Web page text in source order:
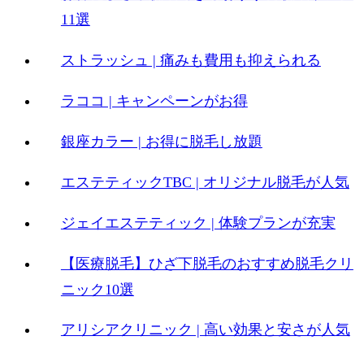
11選
ストラッシュ | 痛みも費用も抑えられる
ラココ | キャンペーンがお得
銀座カラー | お得に脱毛し放題
エステティックTBC | オリジナル脱毛が人気
ジェイエステティック | 体験プランが充実
【医療脱毛】ひざ下脱毛のおすすめ脱毛クリ
ニック10選
アリシアクリニック | 高い効果と安さが人気